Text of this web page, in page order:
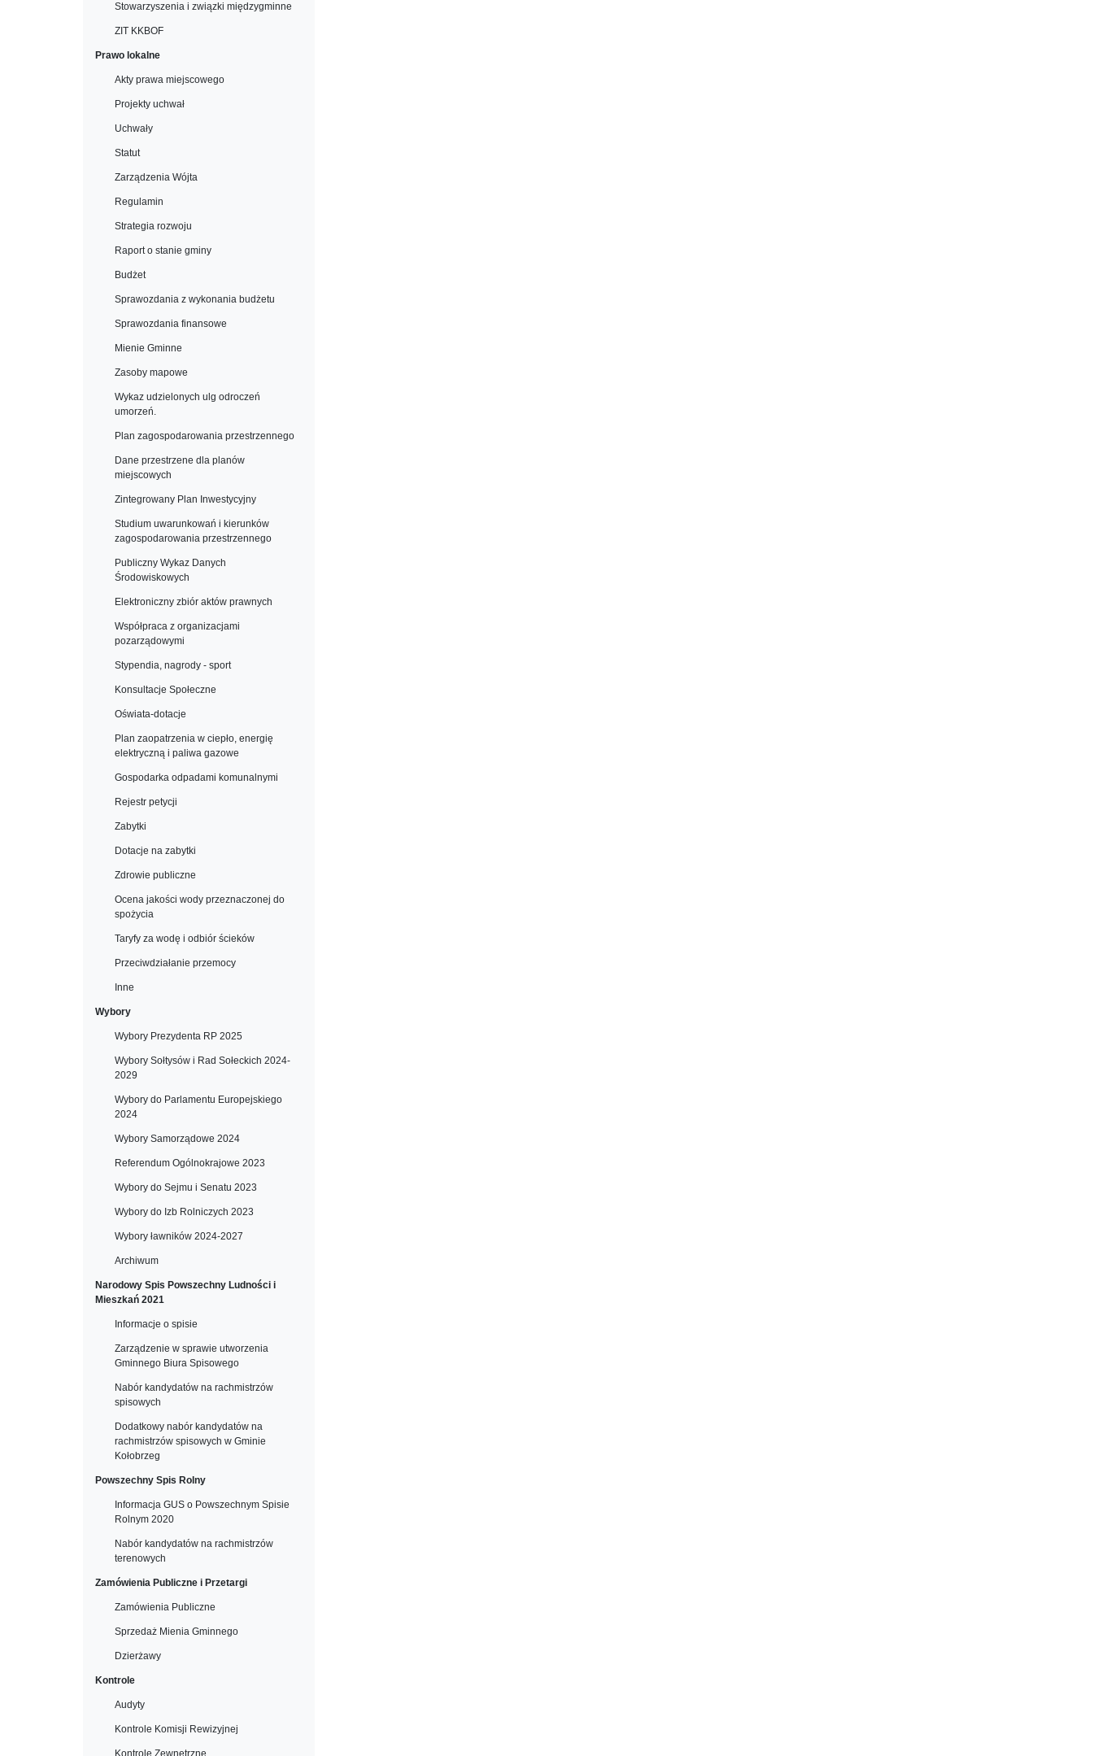
Stowarzyszenia i związki międzygminne
ZIT KKBOF
Prawo lokalne
Akty prawa miejscowego
Projekty uchwał
Uchwały
Statut
Zarządzenia Wójta
Regulamin
Strategia rozwoju
Raport o stanie gminy
Budżet
Sprawozdania z wykonania budżetu
Sprawozdania finansowe
Mienie Gminne
Zasoby mapowe
Wykaz udzielonych ulg odroczeń
umorzeń.
Plan zagospodarowania przestrzennego
Dane przestrzene dla planów
miejscowych
Zintegrowany Plan Inwestycyjny
Studium uwarunkowań i kierunków
zagospodarowania przestrzennego
Publiczny Wykaz Danych
Środowiskowych
Elektroniczny zbiór aktów prawnych
Współpraca z organizacjami
pozarządowymi
Stypendia, nagrody - sport
Konsultacje Społeczne
Oświata-dotacje
Plan zaopatrzenia w ciepło, energię
elektryczną i paliwa gazowe
Gospodarka odpadami komunalnymi
Rejestr petycji
Zabytki
Dotacje na zabytki
Zdrowie publiczne
Ocena jakości wody przeznaczonej do
spożycia
Taryfy za wodę i odbiór ścieków
Przeciwdziałanie przemocy
Inne
Wybory
Wybory Prezydenta RP 2025
Wybory Sołtysów i Rad Sołeckich 2024-
2029
Wybory do Parlamentu Europejskiego
2024
Wybory Samorządowe 2024
Referendum Ogólnokrajowe 2023
Wybory do Sejmu i Senatu 2023
Wybory do Izb Rolniczych 2023
Wybory ławników 2024-2027
Archiwum
Narodowy Spis Powszechny Ludności i
Mieszkań 2021
Informacje o spisie
Zarządzenie w sprawie utworzenia
Gminnego Biura Spisowego
Nabór kandydatów na rachmistrzów
spisowych
Dodatkowy nabór kandydatów na
rachmistrzów spisowych w Gminie
Kołobrzeg
Powszechny Spis Rolny
Informacja GUS o Powszechnym Spisie
Rolnym 2020
Nabór kandydatów na rachmistrzów
terenowych
Zamówienia Publiczne i Przetargi
Zamówienia Publiczne
Sprzedaż Mienia Gminnego
Dzierżawy
Kontrole
Audyty
Kontrole Komisji Rewizyjnej
Kontrole Zewnętrzne